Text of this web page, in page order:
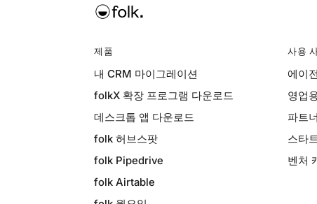
제품
내 CRM 마이그레이션
folkX 확장 프로그램 다운로드
데스크톱 앱 다운로드
folk 허브스팟
folk Pipedrive
folk Airtable
사용
에이
영업
파트
스타
벤처